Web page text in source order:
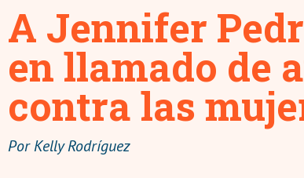
A Jennifer
en llamado de
contra las
PorKelly Rodríguez